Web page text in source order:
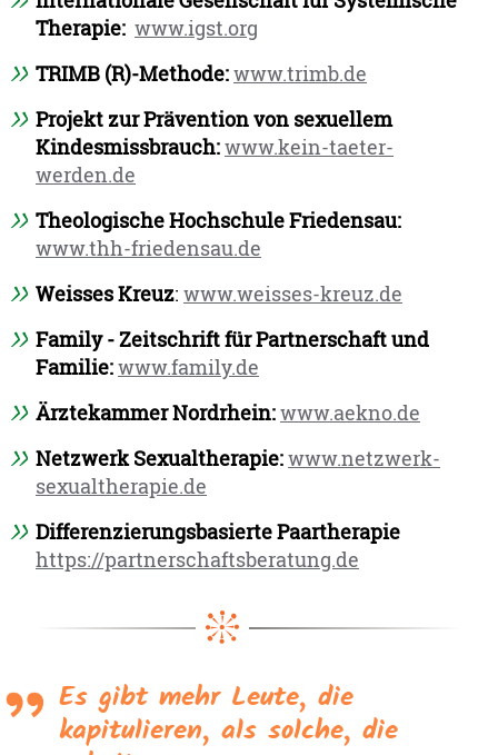
Therapie: www.igst.org
TRIMB (R)-Methode:www.trimb.de
Projekt zur Prävention von sexuellem
Kindesmissbrauch:www.kein-taeter-
werden.de
Theologische Hochschule Friedensau:
www.thh-friedensau.de
Weisses Kreuz: www.weisses-kreuz.de
Family - Zeitschrift für Partnerschaft und
Familie:www.family.de
Ärztekammer Nordrhein:www.aekno.de
Netzwerk Sexualtherapie:www.netzwerk-
sexualtherapie.de
Differenzierungsbasierte Paartherapie
https://partnerschaftsberatung.de
Es gibt mehr Leute, die
kapitulieren, als solche, die